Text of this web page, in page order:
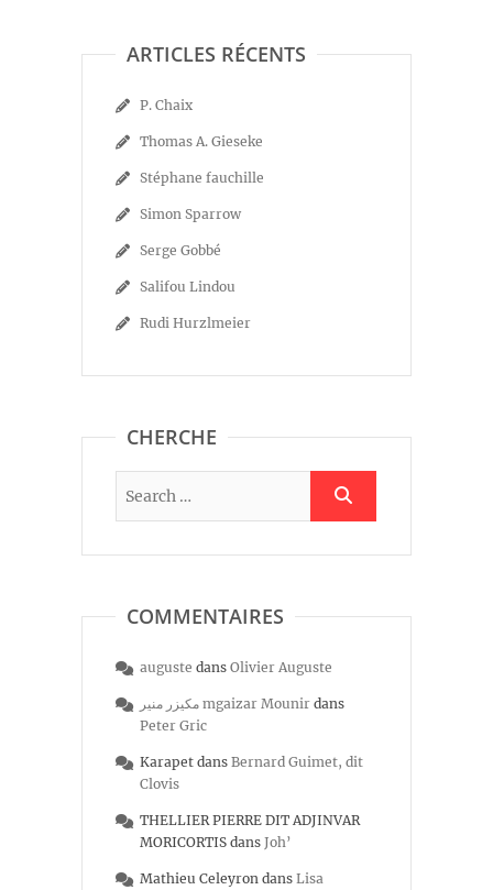
ARTICLES RÉCENTS
P. Chaix
Thomas A. Gieseke
Stéphane fauchille
Simon Sparrow
Serge Gobbé
Salifou Lindou
Rudi Hurzlmeier
CHERCHE
COMMENTAIRES
auguste dans Olivier Auguste
مكيزر منير mgaizar Mounir dans
Peter Gric
Karapet dans Bernard Guimet, dit
Clovis
THELLIER PIERRE DIT ADJINVAR
MORICORTIS dans Joh’
Mathieu Celeyron dans Lisa